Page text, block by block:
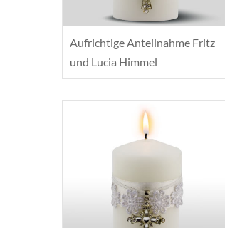
Aufrichtige Anteilnahme Fritz
und Lucia Himmel